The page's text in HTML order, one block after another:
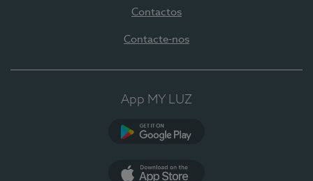
Contactos
Contacte-nos
App MY LUZ